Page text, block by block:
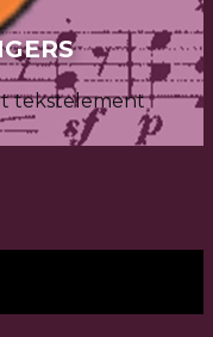
tekstelement